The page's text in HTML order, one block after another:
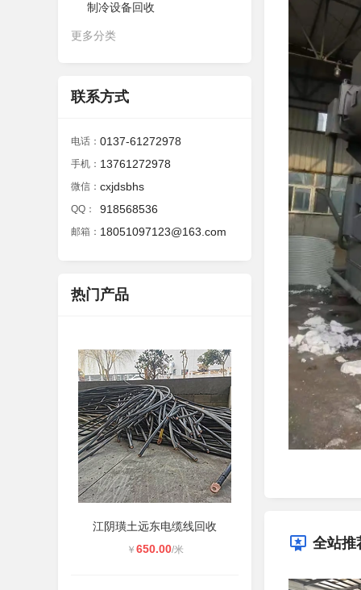
制冷设备回收
更多分类
联系方式
电话： 0137-61272978
手机： 13761272978
微信： cxjdsbhs
QQ： 918568536
邮箱： 18051097123@163.com
热门产品
江阴璜土远东电缆线回收
￥ 650.00/米 全站推